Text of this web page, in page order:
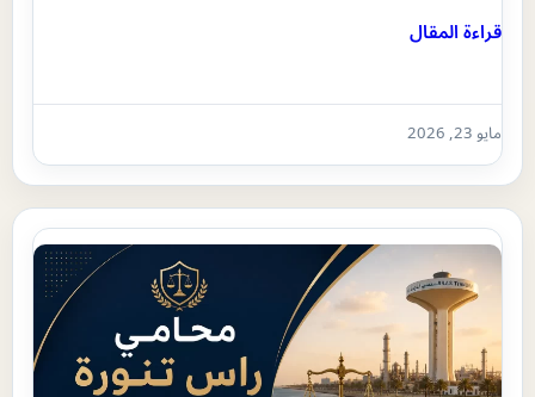
قراءة المقال
مايو 23, 2026